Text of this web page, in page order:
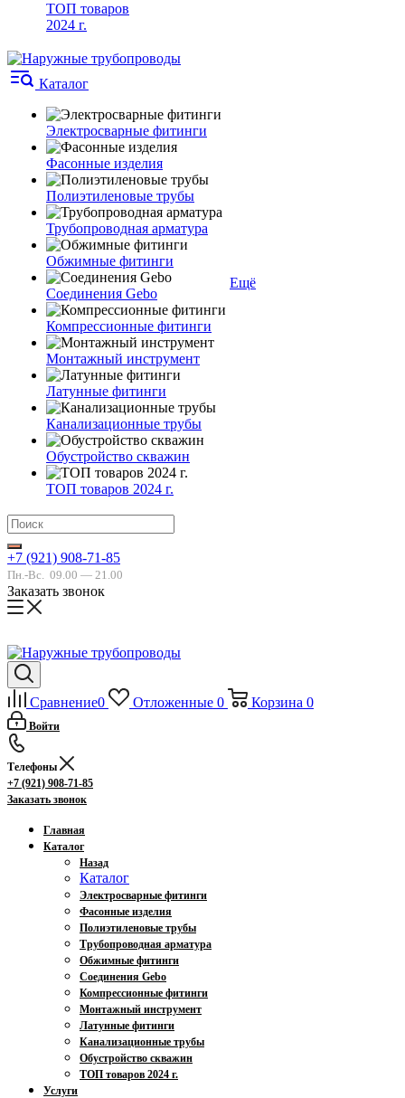
ТОП товаров
2024 г.
Каталог
Электросварные фитинги
Фасонные изделия
Полиэтиленовые трубы
Трубопроводная арматура
Обжимные фитинги
Соединения Gebo
Компрессионные фитинги
Монтажный инструмент
Латунные фитинги
Канализационные трубы
Обустройство скважин
ТОП товаров 2024 г.
Ещё
+7 (921) 908-71-85
Пн.-Вс. 09.00 — 21.00
Заказать звонок
Сравнение0 Отложенные 0 Корзина 0
Войти
Телефоны
+7 (921) 908-71-85
Заказать звонок
Главная
Каталог
Назад
Каталог
Электросварные фитинги
Фасонные изделия
Полиэтиленовые трубы
Трубопроводная арматура
Обжимные фитинги
Соединения Gebo
Компрессионные фитинги
Монтажный инструмент
Латунные фитинги
Канализационные трубы
Обустройство скважин
ТОП товаров 2024 г.
Услуги